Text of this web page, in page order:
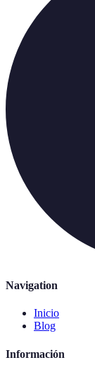
Navigation
Inicio
Blog
Información